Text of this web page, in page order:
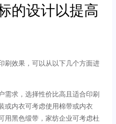
的设计以提高
刷效果，可以从以下几个方面进
需求，选择性价比高且适合印刷
或内衣可考虑使用棉带或内衣
用黑色缎带，家纺企业可考虑杜